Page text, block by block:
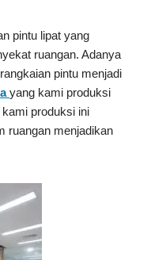
pintu lipat yang
ruangan. Adanya
pintu menjadi
yang kami produksi
produksi ini
ruangan menjadikan